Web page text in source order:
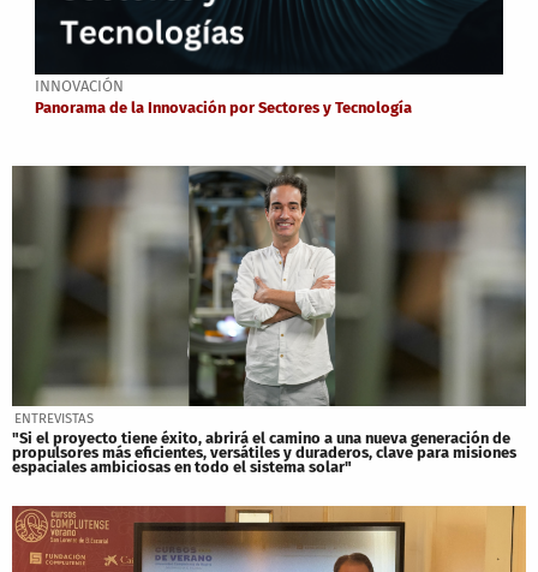
INNOVACIÓN
Panorama de la Innovación por Sectores y Tecnología
ENTREVISTAS
"Si el proyecto tiene éxito, abrirá el camino a una nueva generación de
propulsores más eficientes, versátiles y duraderos, clave para misiones
espaciales ambiciosas en todo el sistema solar"